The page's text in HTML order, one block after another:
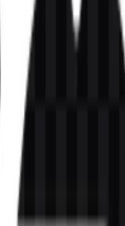
berpusat pada sejumlah
yang dapat digunakan di
Rust Language
dan sangat
pada logo Rust
dan berorientasi pada
dan kejelasan, terutama
latar transparan.
sebagai warna khas
dan nada netral lainnya